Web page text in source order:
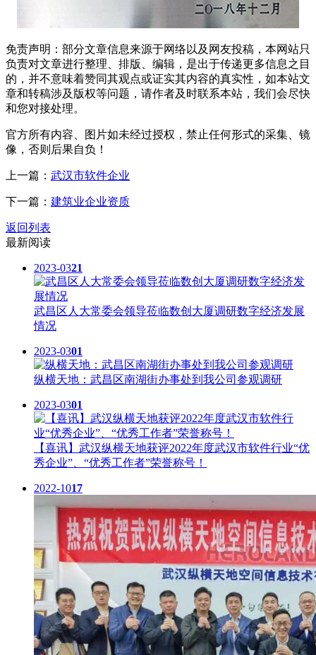
免责声明：部分文章信息来源于网络以及网友投稿，本网站只
负责对文章进行整理、排版、编辑，是出于传递更多信息之目
的，并不意味着赞同其观点或证实其内容的真实性，如本站文
章和转稿涉及版权等问题，请作者及时联系本站，我们会尽快
和您对接处理。
官方所有内容、图片如未经过授权，禁止任何形式的采集、镜
像，否则后果自负！
上一篇： 武汉市软件企业
下一篇： 建筑业企业资质
返回列表
最新阅读
2023-0321
武昌区人大常委会领导莅临数创大厦调研数字经济发展
情况
2023-0301
纵横天地：武昌区南湖街办事处到我公司参观调研
2023-0301
【喜讯】武汉纵横天地获评2022年度武汉市软件行业“优
秀企业”、“优秀工作者”荣誉称号！
2022-1017